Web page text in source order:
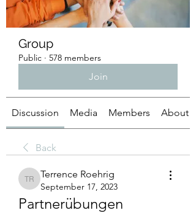
Group
Public · 578 members
Join
Discussion Media Members About
Back
Terrence Roehrig
Terrence Roehrig
September 17, 2023
Partnerübungen